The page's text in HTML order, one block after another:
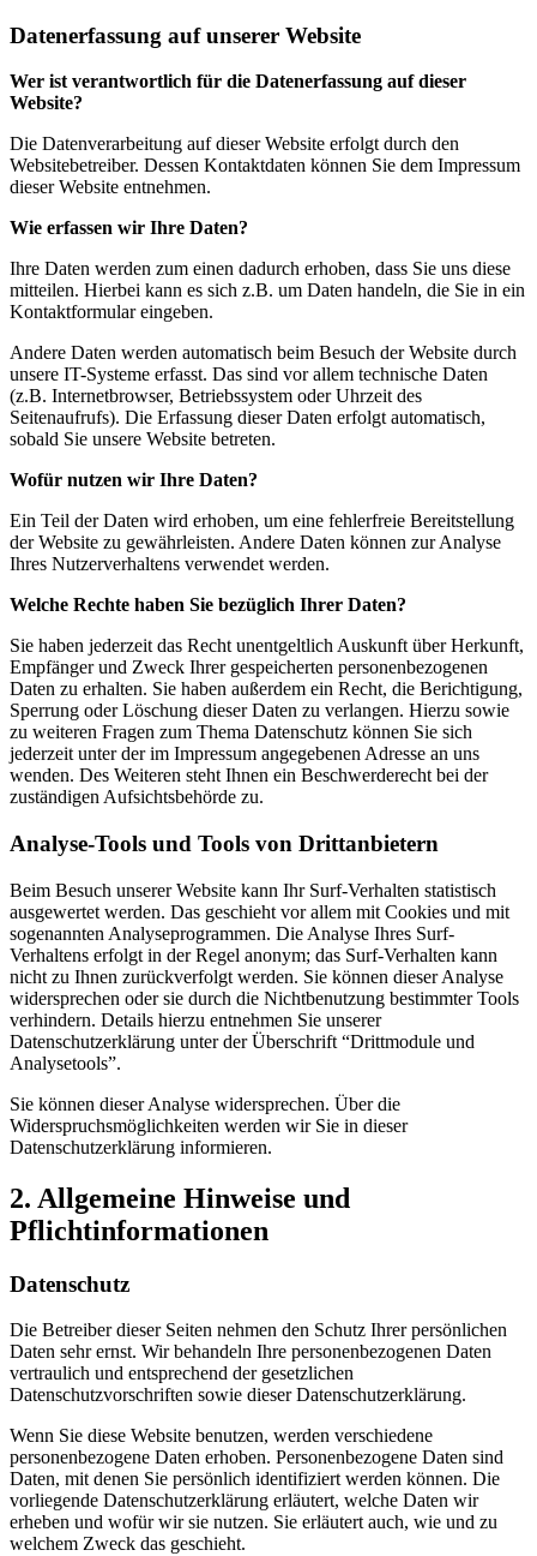
Datenerfassung auf unserer Website
Wer ist verantwortlich für die Datenerfassung auf dieser
Website?
Die Datenverarbeitung auf dieser Website erfolgt durch den
Websitebetreiber. Dessen Kontaktdaten können Sie dem Impressum
dieser Website entnehmen.
Wie erfassen wir Ihre Daten?
Ihre Daten werden zum einen dadurch erhoben, dass Sie uns diese
mitteilen. Hierbei kann es sich z.B. um Daten handeln, die Sie in ein
Kontaktformular eingeben.
Andere Daten werden automatisch beim Besuch der Website durch
unsere IT-Systeme erfasst. Das sind vor allem technische Daten
(z.B. Internetbrowser, Betriebssystem oder Uhrzeit des
Seitenaufrufs). Die Erfassung dieser Daten erfolgt automatisch,
sobald Sie unsere Website betreten.
Wofür nutzen wir Ihre Daten?
Ein Teil der Daten wird erhoben, um eine fehlerfreie Bereitstellung
der Website zu gewährleisten. Andere Daten können zur Analyse
Ihres Nutzerverhaltens verwendet werden.
Welche Rechte haben Sie bezüglich Ihrer Daten?
Sie haben jederzeit das Recht unentgeltlich Auskunft über Herkunft,
Empfänger und Zweck Ihrer gespeicherten personenbezogenen
Daten zu erhalten. Sie haben außerdem ein Recht, die Berichtigung,
Sperrung oder Löschung dieser Daten zu verlangen. Hierzu sowie
zu weiteren Fragen zum Thema Datenschutz können Sie sich
jederzeit unter der im Impressum angegebenen Adresse an uns
wenden. Des Weiteren steht Ihnen ein Beschwerderecht bei der
zuständigen Aufsichtsbehörde zu.
Analyse-Tools und Tools von Drittanbietern
Beim Besuch unserer Website kann Ihr Surf-Verhalten statistisch
ausgewertet werden. Das geschieht vor allem mit Cookies und mit
sogenannten Analyseprogrammen. Die Analyse Ihres Surf-
Verhaltens erfolgt in der Regel anonym; das Surf-Verhalten kann
nicht zu Ihnen zurückverfolgt werden. Sie können dieser Analyse
widersprechen oder sie durch die Nichtbenutzung bestimmter Tools
verhindern. Details hierzu entnehmen Sie unserer
Datenschutzerklärung unter der Überschrift “Drittmodule und
Analysetools”.
Sie können dieser Analyse widersprechen. Über die
Widerspruchsmöglichkeiten werden wir Sie in dieser
Datenschutzerklärung informieren.
2. Allgemeine Hinweise und
Pflichtinformationen
Datenschutz
Die Betreiber dieser Seiten nehmen den Schutz Ihrer persönlichen
Daten sehr ernst. Wir behandeln Ihre personenbezogenen Daten
vertraulich und entsprechend der gesetzlichen
Datenschutzvorschriften sowie dieser Datenschutzerklärung.
Wenn Sie diese Website benutzen, werden verschiedene
personenbezogene Daten erhoben. Personenbezogene Daten sind
Daten, mit denen Sie persönlich identifiziert werden können. Die
vorliegende Datenschutzerklärung erläutert, welche Daten wir
erheben und wofür wir sie nutzen. Sie erläutert auch, wie und zu
welchem Zweck das geschieht.